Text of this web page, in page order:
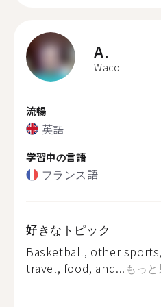
A.
Waco
流暢
英語
学習中の言語
フランス語
好きなトピック
Basketball, other
travel, food, and... もっ